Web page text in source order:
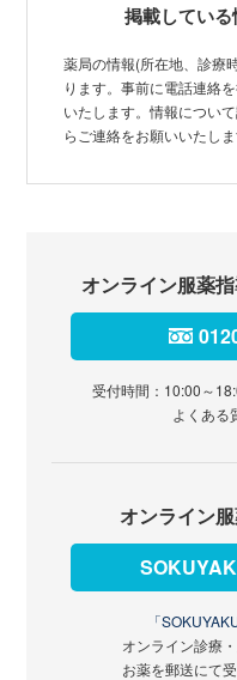
掲載してい
薬局の情報(所在地、診療
ります。事前に電話連絡
いたします。情報につい
らご連絡をお願いいたしま
オンライン服薬
受付時間：10:00～
よくある
オンライン
「
オンライン診療
お薬を郵送にて